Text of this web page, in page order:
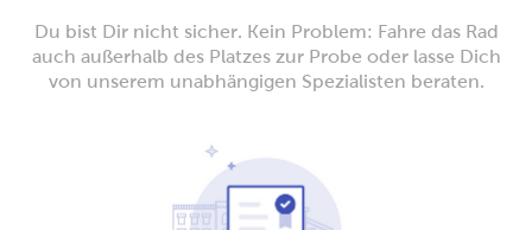
Du bist Dir nicht sicher. Kein Problem: Fahre das Rad
auch außerhalb des Platzes zur Probe oder lasse Dich
von unserem unabhängigen Spezialisten beraten.